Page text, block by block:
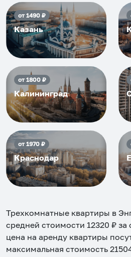
от1490₽
Казань
от1800₽
Калининград
от1970₽
Краснодар
Трехкомнатные квартиры в
средней стоимости 12320 ₽ за
цена на аренду квартиры
максимальная стоимость